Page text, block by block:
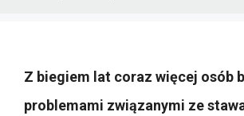
Z biegiem lat coraz więcej osób
problemami związanymi ze